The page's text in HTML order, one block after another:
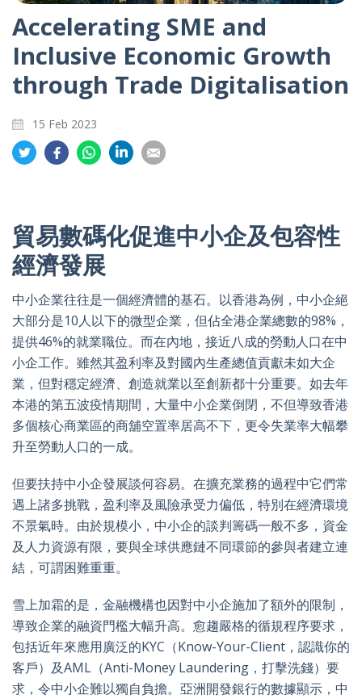
Accelerating SME and
Inclusive Economic Growth
through Trade Digitalisation
15 Feb 2023
Share
on
Share
on
Share
on
on
on
貿易數碼化促進中小企及包容性
經濟發展
中小企業往往是一個經濟體的基石。以香港為例，中小企絕
大部分是10人以下的微型企業，但佔全港企業總數的98%，
提供46%的就業職位。而在內地，接近八成的勞動人口在中
小企工作。雖然其盈利率及對國內生產總值貢獻未如大企
業，但對穩定經濟、創造就業以至創新都十分重要。如去年
本港的第五波疫情期間，大量中小企業倒閉，不但導致香港
多個核心商業區的商舖空置率居高不下，更令失業率大幅攀
升至勞動人口的一成。
但要扶持中小企發展談何容易。在擴充業務的過程中它們常
遇上諸多挑戰，盈利率及風險承受力偏低，特別在經濟環境
不景氣時。由於規模小，中小企的談判籌碼一般不多，資金
及人力資源有限，要與全球供應鏈不同環節的參與者建立連
結，可謂困難重重。
雪上加霜的是，金融機構也因對中小企施加了額外的限制，
導致企業的融資門檻大幅升高。愈趨嚴格的循規程序要求，
包括近年來應用廣泛的KYC（Know-Your-Client，認識你的
客戶）及AML（Anti-Money Laundering，打擊洗錢）要
求，令中小企難以獨自負擔。亞洲開發銀行的數據顯示，中